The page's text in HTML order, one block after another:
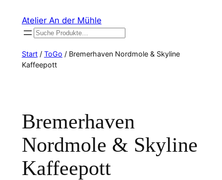
Inhalt
springen
Atelier An der Mühle
Suchen
Start/ ToGo / Bremerhaven Nordmole & Skyline
Kaffeepott
Bremerhaven
Nordmole & Skyline
Kaffeepott